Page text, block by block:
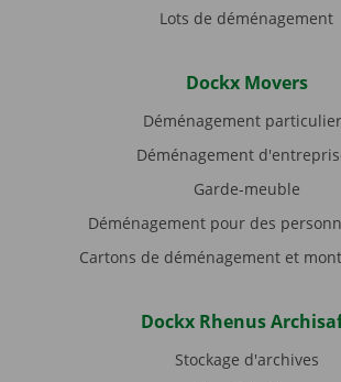
Lots de déménagement
Dockx Movers
Déménagement
Déménagement
Garde-meuble
Déménagement pour des
Cartons de déménagement et
Dockx Rhenus
Stockage d'archives